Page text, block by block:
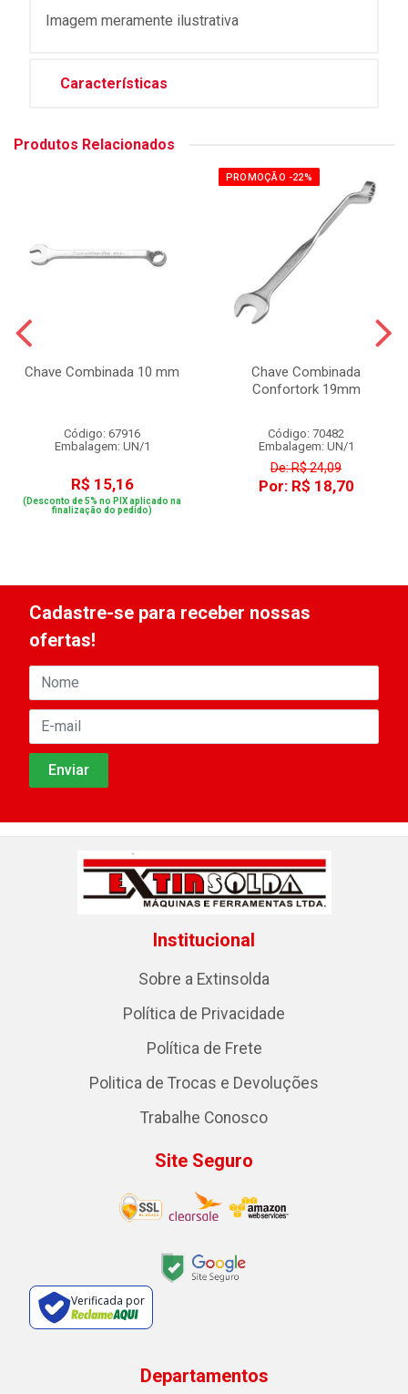
Imagem meramente ilustrativa
Características
Produtos Relacionados
Chave Combinada 10 mm
Código: 67916
Embalagem: UN/1
R$ 15,16
(Desconto de 5% no PIX aplicado na
finalização do pedido)
PROMOÇÃO -22%
Chave Combinada
Confortork 19mm
Código: 70482
Embalagem: UN/1
De: R$ 24,09
Por: R$ 18,70
Cadastre-se para receber nossas
ofertas!
Institucional
Sobre a Extinsolda
Política de Privacidade
Política de Frete
Politica de Trocas e Devoluções
Trabalhe Conosco
Site Seguro
Verificada por
Departamentos